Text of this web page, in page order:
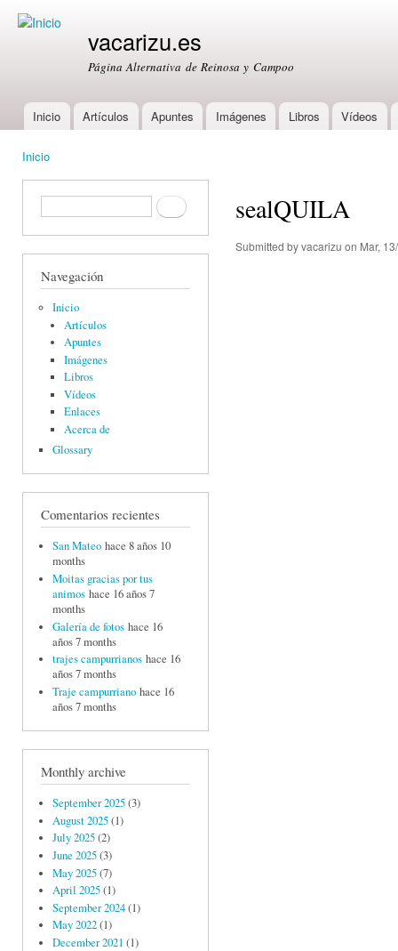
vacarizu.es
Página Alternativa de Reinosa y Campoo
Main menu
Inicio Artículos Apuntes Imágenes Libros Vídeos
Inicio
Formulario de búsquedaBuscar
Navegación
Inicio
Artículos
Apuntes
Imágenes
Libros
Vídeos
Enlaces
Acerca de
Glossary
Comentarios recientes
San Mateo hace 8 años 10
months
Moitas gracias por tus
animos hace 16 años 7
months
Galería de fotos hace 16
años 7 months
trajes campurrianos hace 16
años 7 months
Traje campurriano hace 16
años 7 months
Monthly archive
September 2025(3)
August 2025(1)
July 2025(2)
June 2025(3)
May 2025(7)
April 2025(1)
September 2024(1)
May 2022(1)
December 2021 (1)
sealQUILA
Submitted byvacarizu on Mar,